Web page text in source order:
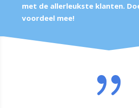
met de allerleukste klanten.
voordeel mee!
{